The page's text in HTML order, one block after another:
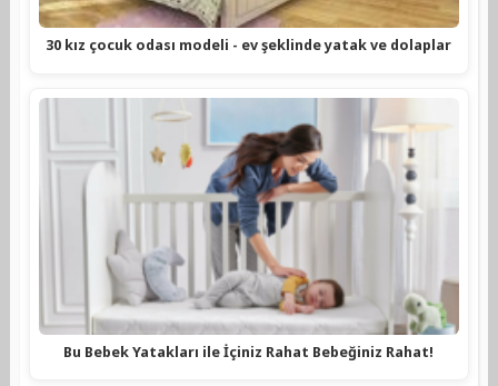
30 kız çocuk odası modeli - ev şeklinde yatak ve dolaplar
Bu Bebek Yatakları ile İçiniz Rahat Bebeğiniz Rahat!